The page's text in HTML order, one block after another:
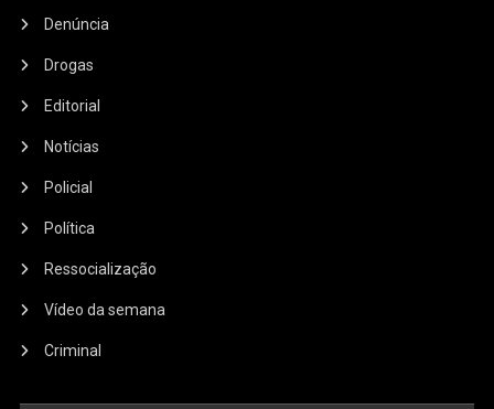
Denúncia
Drogas
Editorial
Notícias
Policial
Política
Ressocialização
Vídeo da semana
Criminal